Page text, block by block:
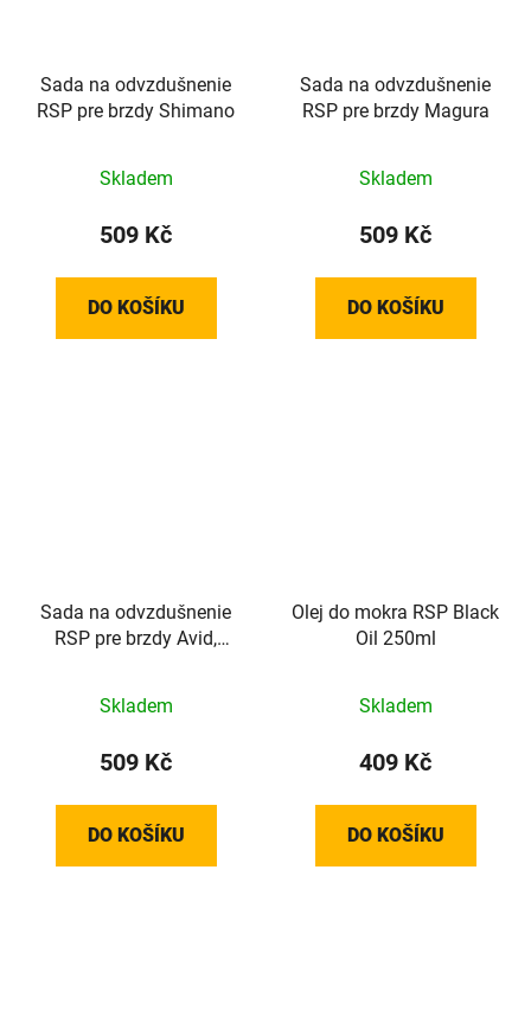
Sada na odvzdušnenie
RSP pre brzdy Shimano
Skladem
509 Kč
DO KOŠÍKU
Sada na odvzdušnenie
RSP pre brzdy Magura
Skladem
509 Kč
DO KOŠÍKU
Sada na odvzdušnenie
RSP pre brzdy Avid,
Skladem
509 Kč
DO KOŠÍKU
Olej do mokra RSP Black
Oil 250ml
Skladem
409 Kč
DO KOŠÍKU